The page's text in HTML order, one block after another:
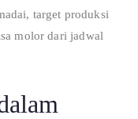
target produksi
molor dari jadwal